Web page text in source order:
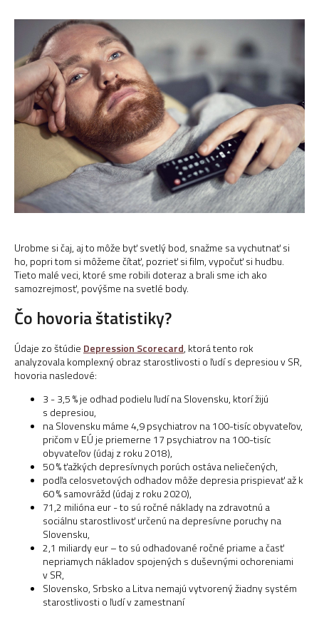
Urobme si čaj, aj to môže byť svetlý bod, snažme sa vychutnať si
ho, popri tom si môžeme čítať, pozrieť si film, vypočuť si hudbu.
Tieto malé veci, ktoré sme robili doteraz a brali sme ich ako
samozrejmosť, povýšme na svetlé body.
Čo hovoria štatistiky?
Údaje zo štúdie Depression Scorecard, ktorá tento rok
analyzovala komplexný obraz starostlivosti o ľudí s depresiou v SR,
hovoria nasledové:
3 - 3,5 % je odhad podielu ľudí na Slovensku, ktorí žijú
s depresiou,
na Slovensku máme 4,9 psychiatrov na 100-tisíc obyvateľov,
pričom v EÚ je priemerne 17 psychiatrov na 100-tisíc
obyvateľov (údaj z roku 2018),
50 % ťažkých depresívnych porúch ostáva neliečených,
podľa celosvetových odhadov môže depresia prispievať až k
60 % samovrážd (údaj z roku 2020),
71,2 milióna eur - to sú ročné náklady na zdravotnú a
sociálnu starostlivosť určenú na depresívne poruchy na
Slovensku,
2,1 miliardy eur – to sú odhadované ročné priame a časť
nepriamych nákladov spojených s duševnými ochoreniami
v SR,
Slovensko, Srbsko a Litva nemajú vytvorený žiadny systém
starostlivosti o ľudí v zamestnaní